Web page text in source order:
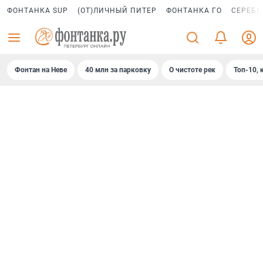
ФОНТАНКА SUP (ОТ)ЛИЧНЫЙ ПИТЕР ФОНТАНКА ГО
Фонтан на Неве 40 млн за парковку О чистоте рек Топ-10,